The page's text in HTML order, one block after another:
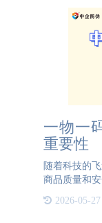
一物一
重要性
随着科技的
商品质量和
在市场中崭
2026-05-